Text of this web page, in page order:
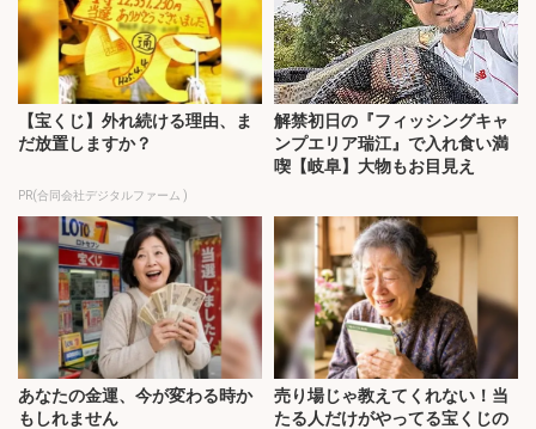
【宝くじ】外れ続ける理由、ま
だ放置しますか？
PR(合同会社デジタルファーム )
解禁初日の『フィッシングキャ
ンプエリア瑞江』で入れ食い満
喫【岐阜】大物もお目見え
あなたの金運、今が変わる時か
もしれません
売り場じゃ教えてくれない！当
たる人だけがやってる宝くじの